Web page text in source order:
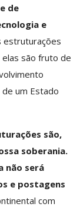
de
e
estruturações
elas são fruto de
um Estado
são,
soberania.
não será
e postagens
com